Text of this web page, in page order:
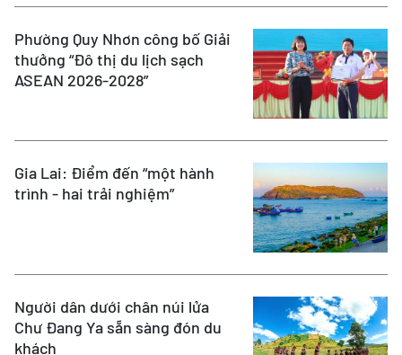
Phường Quy Nhơn công bố Giải
thưởng “Đô thị du lịch sạch
ASEAN 2026-2028”
Gia Lai: Điểm đến “một hành
trình - hai trải nghiệm”
Người dân dưới chân núi lửa
Chư Đang Ya sẵn sàng đón du
khách